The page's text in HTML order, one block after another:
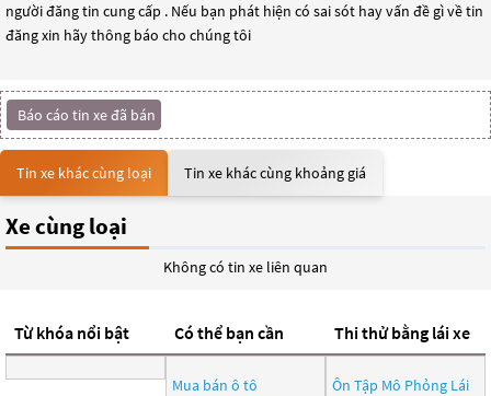
người đăng tin cung cấp . Nếu bạn phát hiện có sai sót hay vấn đề gì về tin
đăng xin hãy thông báo cho chúng tôi
Báo cáo tin xe đã bán
Tin xe khác cùng loại Tin xe khác cùng khoảng giá
Xe cùng loại
Không có tin xe liên quan
Từ khóa nổi bật Có thể bạn cần
Mua bán ô tô
Thi thử bằng lái xe
Ôn Tập Mô Phỏng Lái